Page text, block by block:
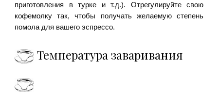
приготовления в турке и т.д.). Отрегулируйте свою
кофемолку так, чтобы получать желаемую степень
помола для вашего эспрессо.
Температура заваривания